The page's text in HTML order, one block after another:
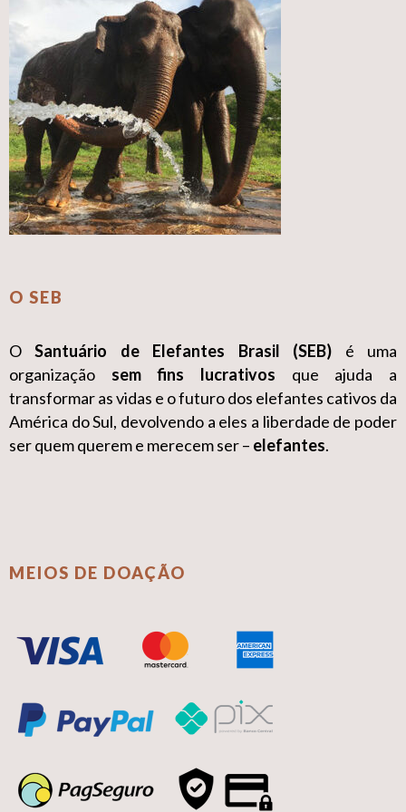
O SEB
OSantuário de Elefantes Brasil (SEB) é uma
organização sem fins lucrativos que ajuda a
transformar as vidas e o futuro dos elefantes cativos da
América do Sul, devolvendo a eles a liberdade de poder
ser quem querem e merecem ser – elefantes.
MEIOS DE DOAÇÃO